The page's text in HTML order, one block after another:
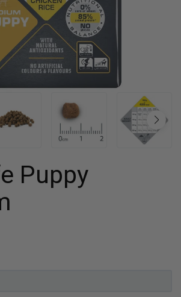
Puppy